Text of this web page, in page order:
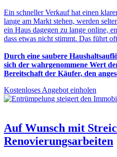
Ein schneller Verkauf hat einen
lange am Markt stehen, werden
ein Haus dagegen zu lange online,
dass etwas nicht stimmt. Das führt
Durch eine saubere
sich der wahrgenommene Wert
Bereitschaft der Käufer, den
Kostenloses Angebot einholen
Auf Wunsch mit
Renovierungsarbeiten